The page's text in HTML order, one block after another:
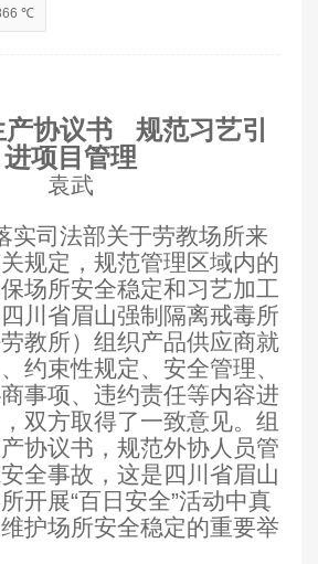
℃
协议书
规范习艺引
进项目管理
袁武
实司法部关于劳教场所来
规定，规范管理区域内的
场所安全稳定和习艺加工
川省眉山强制隔离戒毒所
劳教所）组织产品供应商就
约束性规定、安全管理、
事项、违约责任等内容进
双方取得了一致意见。组
协议书，规范外协人员管
全事故，这是四川省眉山
开展“百日安全”活动中真
护场所安全稳定的重要举